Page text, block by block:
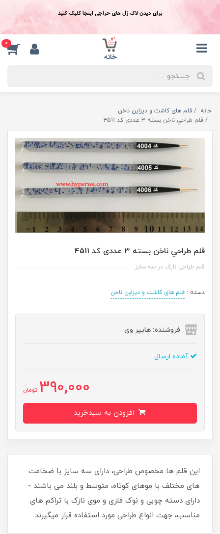
برای دیدن لاک ژل های حراجی اینجا کلیک کنید
0
خانه
قلم های کاشت و دیزاین ناخن
قلم طراحي ناخن بسته ۳ عددی کد ۴511
قلم طراحي ناخن بسته ۳ عددی کد ۴511
قلم طراحی نازک در سه سایز
دسته : قلم های کاشت و دیزاین ناخن
فروشنده: هایپر وی
آماده ارسال
390,000 تومان
این قلم ها مخصوص طراحی، دارای سه سایز با ضخامت
های مختلف با موهای کوتاه، متوسط و بلند می باشند -
دارای دسته چوبی و نوک فلزی و موی نازک با تراکم های
مناسب، جهت انواع طراحی مورد استفاده قرار میگیرند